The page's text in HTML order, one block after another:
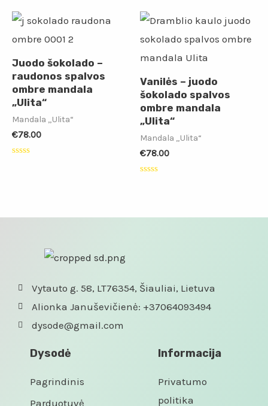
5
5
Juodo šokolado –
raudonos spalvos
ombre mandala
„Ulita“
Mandala „Ulita“
€78.00
Vanilės – juodo
šokolado spalvos
ombre mandala
„Ulita“
Mandala „Ulita“
€78.00
Vytauto g. 58, LT76354, Šiauliai, Lietuva
Alionka Januševičienė: +37064093494
dysode@gmail.com
Dysodė
Pagrindinis
Parduotuvė
Informacija
Privatumo
politika